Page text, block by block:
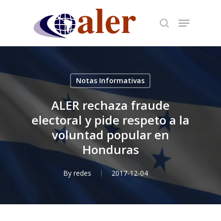
content
Notas Informativas
ALER rechaza fraude
electoral y pide respeto a la
voluntad popular en
Honduras
By redes 2017-12-04